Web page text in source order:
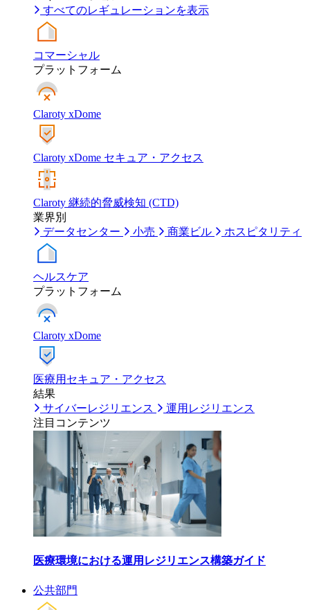
すべてのレギュレーションを表示
コマーシャル
プラットフォーム
Claroty xDome
Claroty xDome セキュア・アクセス
Claroty 継続的脅威検知 (CTD)
業界別
データセンター
小売 商業ビル ホスピタリティ
ヘルスケア
プラットフォーム
Claroty xDome
医療用セキュア・アクセス
結果
サイバーレジリエンス
運用レジリエンス
注目コンテンツ
医療環境における運用レジリエンス構築ガイド
公共部門